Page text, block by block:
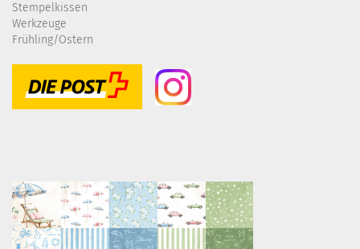
Stempelkissen
Werkzeuge
Frühling/Ostern